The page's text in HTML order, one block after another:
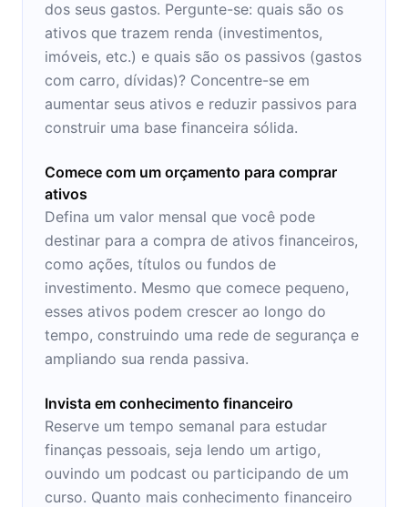
dos seus gastos. Pergunte-se: quais são os
ativos que trazem renda (investimentos,
imóveis, etc.) e quais são os passivos (gastos
com carro, dívidas)? Concentre-se em
aumentar seus ativos e reduzir passivos para
construir uma base financeira sólida.
Comece com um orçamento para comprar
ativos
Defina um valor mensal que você pode
destinar para a compra de ativos financeiros,
como ações, títulos ou fundos de
investimento. Mesmo que comece pequeno,
esses ativos podem crescer ao longo do
tempo, construindo uma rede de segurança e
ampliando sua renda passiva.
Invista em conhecimento financeiro
Reserve um tempo semanal para estudar
finanças pessoais, seja lendo um artigo,
ouvindo um podcast ou participando de um
curso. Quanto mais conhecimento financeiro